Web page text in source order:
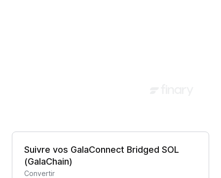
Suivre vos GalaConnect Bridged SOL
(GalaChain)
Convertir